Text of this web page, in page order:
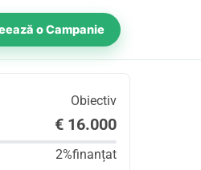
o Campanie
Obiectiv
€ 16.000
2%finanțat